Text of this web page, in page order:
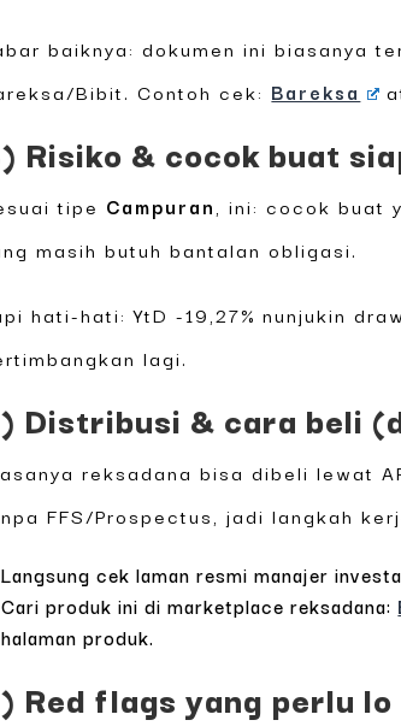
baiknya: dokumen ini biasanya
Bibit. Contoh cek: Bareksa
Risiko & cocok buat
tipe Campuran, ini: cocok buat
masih butuh bantalan obligasi.
hati-hati: YtD -19,27% nunjukin
lagi.
Distribusi & cara beli
reksadana bisa dibeli lewat
FFS/Prospectus, jadi langkah
Langsung cek laman resmi manajer
Cari produk ini di marketplace reksadana:
halaman produk.
Red flags yang perlu